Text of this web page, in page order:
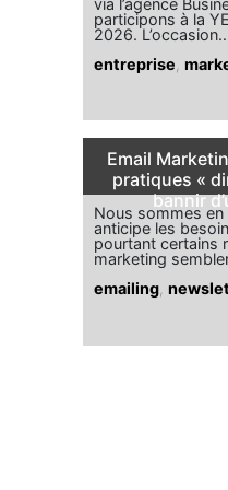
participons à la
2026.
entreprise
Email
pratiques «
bannir
Nous sommes en
anticipe les
pourtant certains
marketing
emailing,